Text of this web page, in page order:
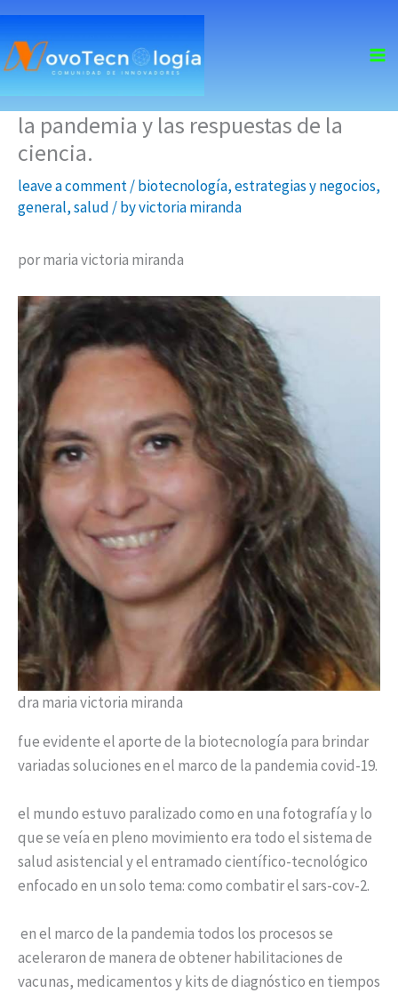
skip
content
la pandemia y las respuestas de la
ciencia.
leave a comment/biotecnología,estrategias y negocios,
general,salud / byvictoria miranda
por maria victoria miranda
dra maria victoria miranda
fue evidente el aporte de la biotecnología para brindar
variadas soluciones en el marco de la pandemia covid-19.
el mundo estuvo paralizado como en una fotografía y lo
que se veía en pleno movimiento era todo el sistema de
salud asistencial y el entramado científico-tecnológico
enfocado en un solo tema: como combatir el sars-cov-2.
en el marco de la pandemia todos los procesos se
aceleraron de manera de obtener habilitaciones de
vacunas, medicamentos y kits de diagnóstico en tiempos